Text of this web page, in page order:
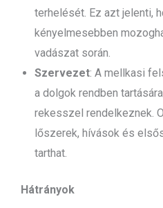
terhelését. Ez azt jelenti,
kényelmesebben
vadászat során.
Szervezet: A mellkasi
a dolgok rendben
rekesszel rendelkeznek.
lőszerek, hívások és
tarthat.
Hátrányok